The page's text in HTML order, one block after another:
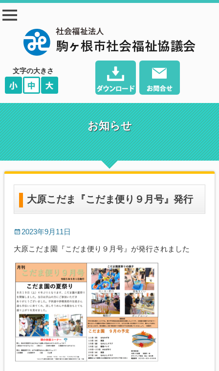
議会
文字の大きさ
お知らせ
大原こだま『こだま便り９月号』発行
2023年9月11日
大原こだま園『こだま便り９月号』が発行されました